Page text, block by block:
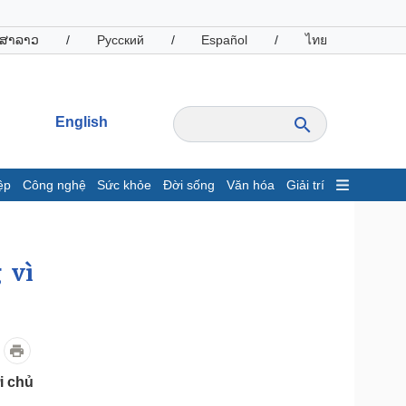
າລາວ / Русский / Español / ไทย
English
Công nghệ Sức khỏe Đời sống Văn hóa Giải trí
nghiệp
nghiệp
vì
chủ